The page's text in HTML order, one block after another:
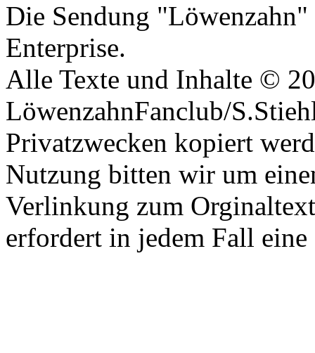
Die Sendung
Enterprise.
Alle Texte und Inhalte ©
LöwenzahnFanclub/
Privatzwecken kopiert
Nutzung bitten wir um
Verlinkung zum
erfordert in jedem Fall